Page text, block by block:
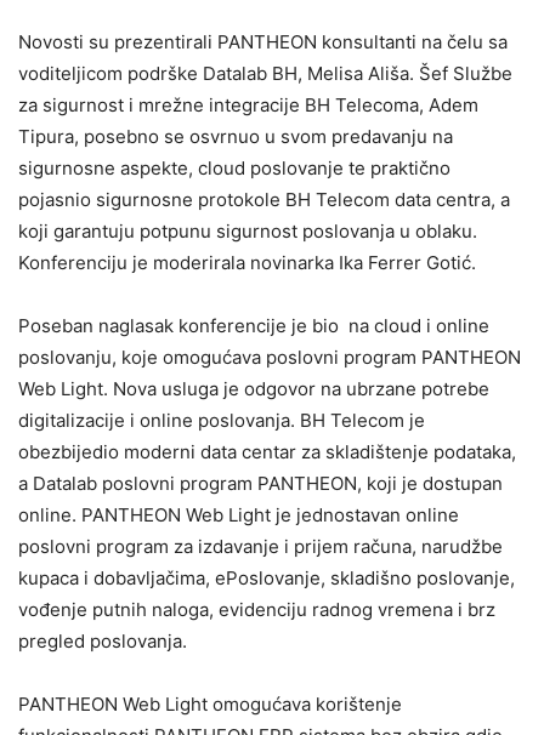
Novosti su prezentirali PANTHEON konsultanti na čelu sa
voditeljicom podrške Datalab BH, Melisa Ališa. Šef Službe
za sigurnost i mrežne integracije BH Telecoma, Adem
Tipura, posebno se osvrnuo u svom predavanju na
sigurnosne aspekte, cloud poslovanje te praktično
pojasnio sigurnosne protokole BH Telecom data centra, a
koji garantuju potpunu sigurnost poslovanja u oblaku.
Konferenciju je moderirala novinarka Ika Ferrer Gotić.
Poseban naglasak konferencije je bio na cloud i online
poslovanju, koje omogućava poslovni program PANTHEON
Web Light. Nova usluga je odgovor na ubrzane potrebe
digitalizacije i online poslovanja. BH Telecom je
obezbijedio moderni data centar za skladištenje podataka,
a Datalab poslovni program PANTHEON, koji je dostupan
online. PANTHEON Web Light je jednostavan online
poslovni program za izdavanje i prijem računa, narudžbe
kupaca i dobavljačima, ePoslovanje, skladišno poslovanje,
vođenje putnih naloga, evidenciju radnog vremena i brz
pregled poslovanja.
PANTHEON Web Light omogućava korištenje